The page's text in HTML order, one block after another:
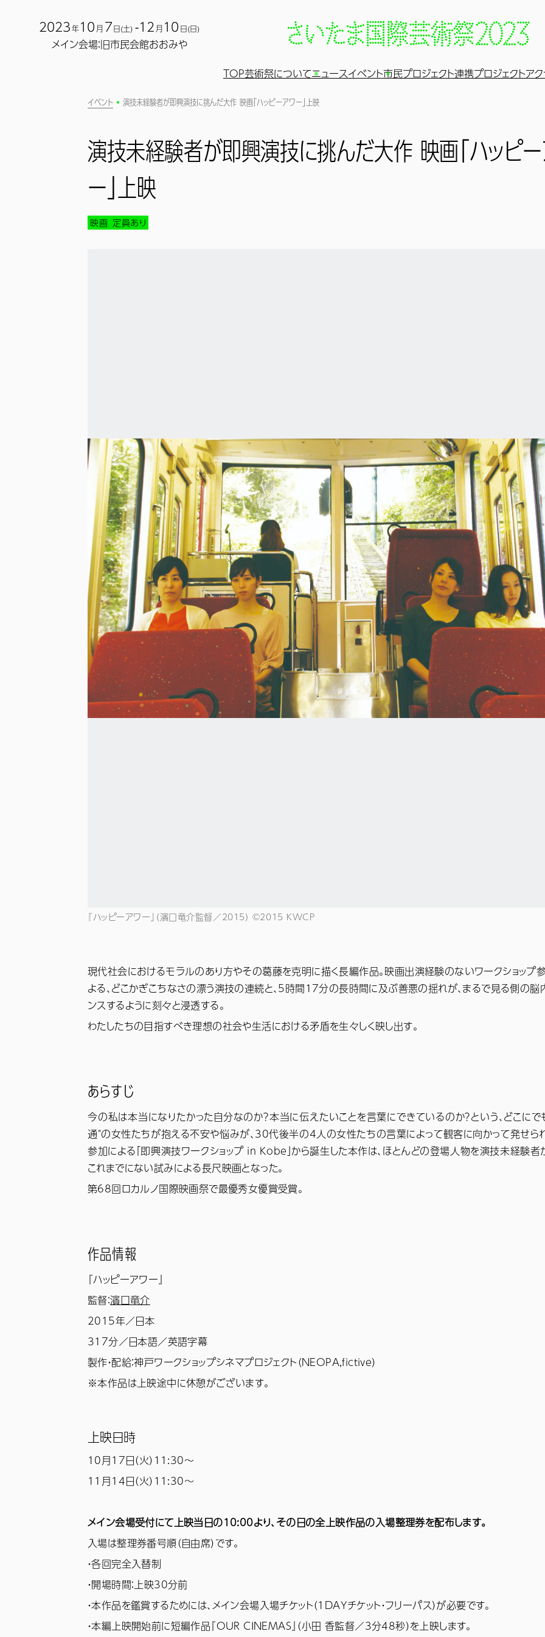
2023年10 月 7日(土) -12 月 10 日(日)
メイン会場：旧市民会館おおみや
TOP芸術祭についてニュースイベント市民プロジェクト連携プロジェクトア
イベント 演技未経験者が即興演技に挑んだ大作 映画「ハッピーアワー」上映
演技未経験者が即興演技に挑んだ大作 映画「ハッピ
ー」上映
映画 定員あり
『ハッピーアワー』（濱口竜介監督／2015） ©2015 KWCP
現代社会におけるモラルのあり方やその葛藤を克明に描く長編作品。映画出演経験のないワークショップ
よる、どこかぎこちなさの漂う演技の連続と、5時間17分の長時間に及ぶ善悪の揺れが、まるで見る側の脳
ンスするように刻々と浸透する。
わたしたちの目指すべき理想の社会や生活における矛盾を生々しく映し出す。
あらすじ
今の私は本当になりたかった自分なのか？本当に伝えたいことを言葉にできているのか？という、どこに
通"の女性たちが抱える不安や悩みが、30代後半の4人の女性たちの言葉によって観客に向かって発せら
参加による「即興演技ワークショップ in Kobe」から誕生した本作は、ほとんどの登場人物を演技未経験者
これまでにない試みによる長尺映画となった。
第68回ロカルノ国際映画祭で最優秀女優賞受賞。
作品情報
『ハッピーアワー』
監督：濱口竜介
2015年／日本
317分／日本語／英語字幕
製作・配給：神戸ワークショップシネマプロジェクト（NEOPA,fictive）
※本作品は上映途中に休憩がございます。
上映日時
10月17日（火）11:30〜
11月14日（火）11:30〜
メイン会場受付にて上映当日の10:00より、その日の全上映作品の入場整理券を配布します。
入場は整理券番号順（自由席）です。
・各回完全入替制
・開場時間：上映30分前
・本作品を鑑賞するためには、メイン会場入場チケット（1DAYチケット・フリーパス）が必要です。
・本編上映開始前に短編作品『OUR CINEMAS』（小田 香監督／3分48秒）を上映します。